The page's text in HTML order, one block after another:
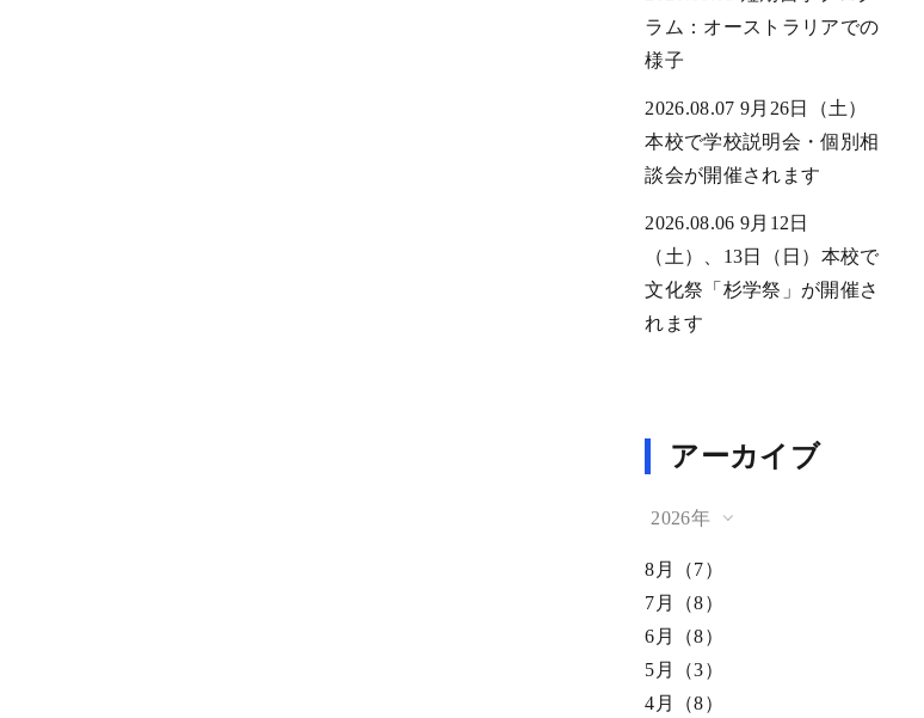
ラム：オーストラリアでの
様子
2026.08.07 9月26日（土）
本校で学校説明会・個別相
談会が開催されます
2026.08.06 9月12日
（土）、13日（日）本校で
文化祭「杉学祭」が開催さ
れます
アーカイブ
2026年
8月（7）
7月（8）
6月（8）
5月（3）
4月（8）